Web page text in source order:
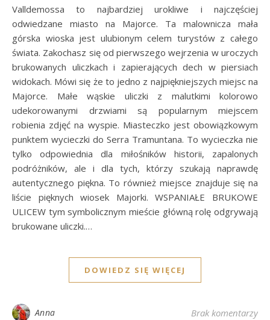
Valldemossa to najbardziej urokliwe i najczęściej
odwiedzane miasto na Majorce. Ta malownicza mała
górska wioska jest ulubionym celem turystów z całego
świata. Zakochasz się od pierwszego wejrzenia w uroczych
brukowanych uliczkach i zapierających dech w piersiach
widokach. Mówi się że to jedno z najpiękniejszych miejsc na
Majorce. Małe wąskie uliczki z malutkimi kolorowo
udekorowanymi drzwiami są popularnym miejscem
robienia zdjęć na wyspie. Miasteczko jest obowiązkowym
punktem wycieczki do Serra Tramuntana. To wycieczka nie
tylko odpowiednia dla miłośników historii, zapalonych
podróżników, ale i dla tych, którzy szukają naprawdę
autentycznego piękna. To również miejsce znajduje się na
liście pięknych wiosek Majorki. WSPANIAŁE BRUKOWE
ULICEW tym symbolicznym mieście główną rolę odgrywają
brukowane uliczki.…
DOWIEDZ SIĘ WIĘCEJ
Anna Brak komentarzy